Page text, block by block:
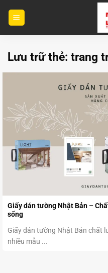
Lưu trữ thẻ: trang
Giấy dán tường Nhật Bản –
sống
Giấy dán tường Nhật Bản chất
nhiều mẫu ...